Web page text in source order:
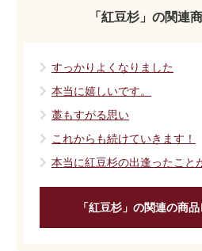
「紅豆杉」の関連
すっかりよくなりました
本当に嬉しいです。
藁もすがる思い
これからも続けていきます！
本当に紅豆杉の出逢ったこと
「紅豆杉」の関連の商